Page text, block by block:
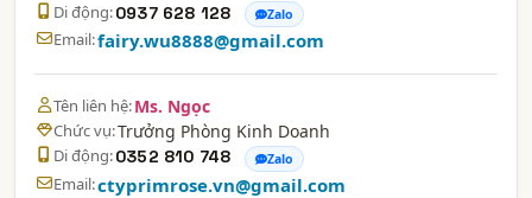
Di động:0937 628 128 Zalo
Email:fairy.wu8888@gmail.com
Tên liên hệ:Ms. Ngọc
Chức vụ:Trưởng Phòng Kinh Doanh
Di động:0352 810 748 Zalo
Email:ctyprimrose.vn@gmail.com